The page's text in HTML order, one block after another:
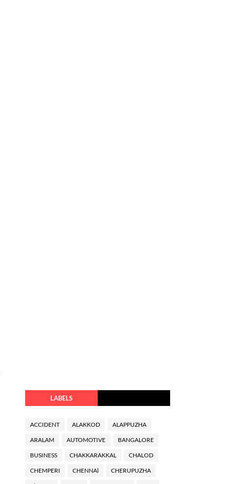
LABELS
ACCIDENT ALAKKOD ALAPPUZHA
ARALAM AUTOMOTIVE BANGALORE
BUSINESS CHAKKARAKKAL CHALOD
CHEMPERI CHENNAl CHERUPUZHA